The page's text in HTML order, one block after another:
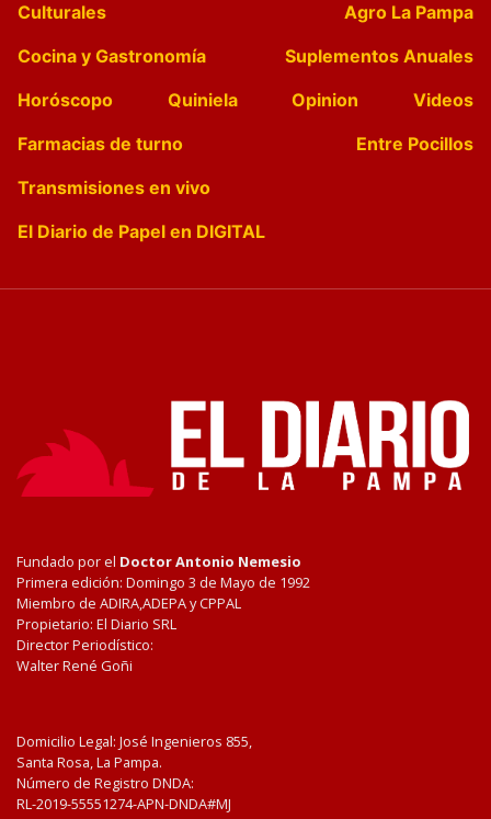
Culturales
Agro La Pampa
Cocina y Gastronomía
Suplementos Anuales
Horóscopo
Quiniela Opinion
Videos
Farmacias de turno
Entre Pocillos
Transmisiones en vivo
El Diario de Papel en DIGITAL
Fundado por el Doctor Antonio Nemesio
Primera edición: Domingo 3 de Mayo de 1992
Miembro de ADIRA,ADEPA y CPPAL
Propietario: El Diario SRL
Director Periodístico:
Walter René Goñi
Domicilio Legal: José Ingenieros 855,
Santa Rosa, La Pampa.
Número de Registro DNDA:
RL-2019-55551274-APN-DNDA#MJ